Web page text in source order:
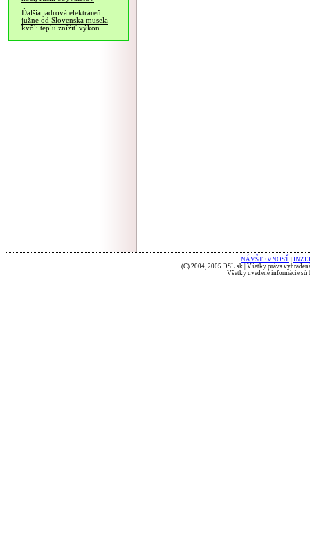
Ďalšia jadrová elektráreň
južne od Slovenska musela
kvôli teplu znížiť výkon
NÁVŠTEVNOSŤ
(C) 2004, 2005 DSL.sk | Všetky práva
Všetky uvedené informácie sú